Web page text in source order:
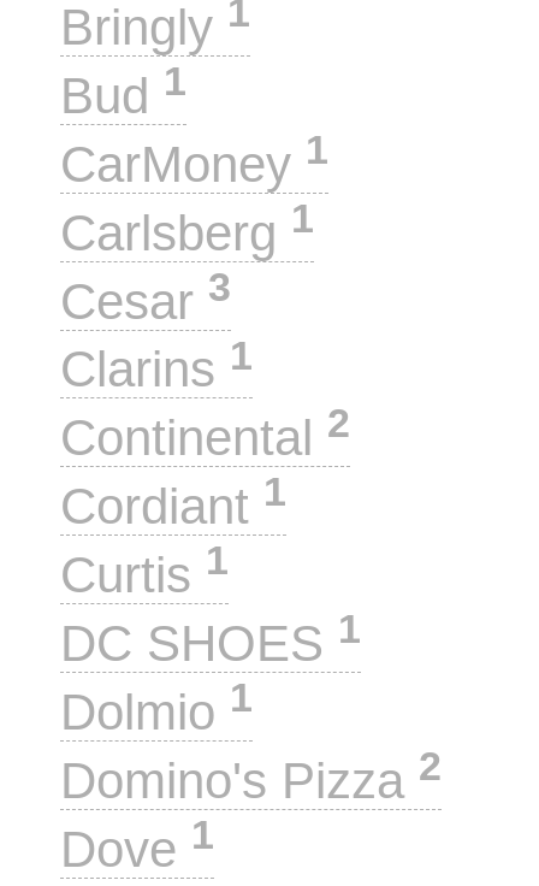
Bringly 1
Bud 1
CarMoney 1
Carlsberg 1
Cesar 3
Clarins 1
Continental 2
Cordiant 1
Curtis 1
DC SHOES 1
Dolmio 1
Domino's Pizza 2
Dove 1